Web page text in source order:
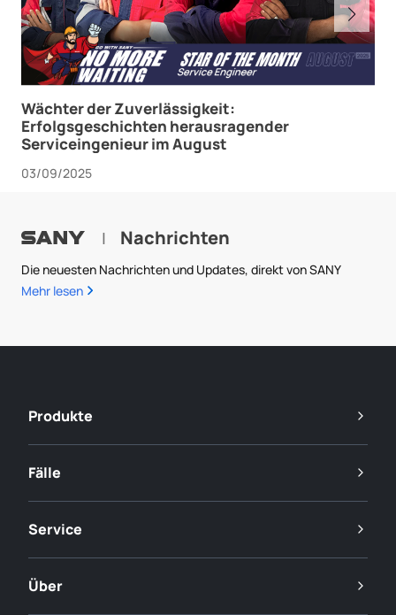
Wächter der Zuverlässigkeit:
Erfolgsgeschichten herausragender
Serviceingenieur im August
03/09/2025
| Nachrichten
Die neuesten Nachrichten und Updates, direkt von SANY
Mehr lesen
Produkte
Fälle
Service
Über